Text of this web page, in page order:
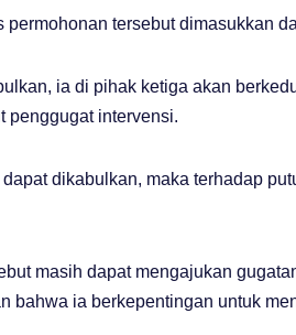
permohonan tersebut dimasukkan
ia di pihak ketiga akan
penggugat intervensi.
dikabulkan, maka terhadap
masih dapat mengajukan
bahwa ia berkepentingan untuk